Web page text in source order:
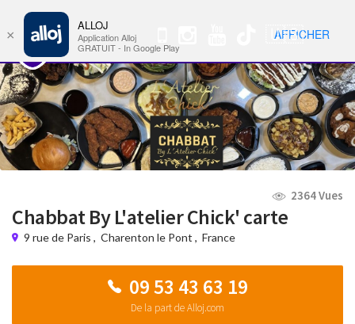
🇺🇸 Nav
2364 Vues
Chabbat By L'atelier Chick' carte
9 rue de Paris , Charenton le Pont , France
09 53 43 63 19
De la part de Alloj.com
×
ALLOJ
Application Alloj
GRATUIT - In Google Play
AFFICHER